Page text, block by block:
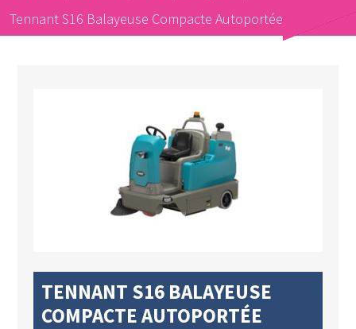
Tennant S16 Balayeuse Compacte Autoportée
TENNANT S16 BALAYEUSE
COMPACTE AUTOPORTÉE